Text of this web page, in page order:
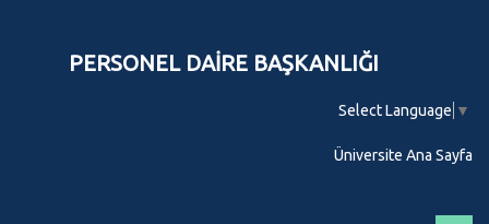
PERSONEL DAİRE BAŞKANLIĞI
Select Language ▼
Üniversite Ana Sayfa